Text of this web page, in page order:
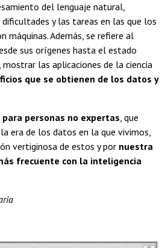
del lenguaje natural,
y las tareas en las que los
máquinas. Además, se refiere al
sus orígenes hasta el estado
las aplicaciones de la ciencia
que se obtienen de los datos y
para personas no expertas, que
era de los datos en la que vivimos,
vertiginosa de estos y por nuestra
frecuente con la inteligencia